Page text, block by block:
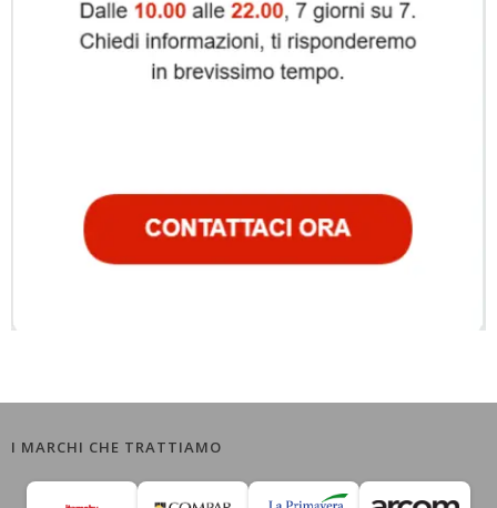
I MARCHI CHE TRATTIAMO